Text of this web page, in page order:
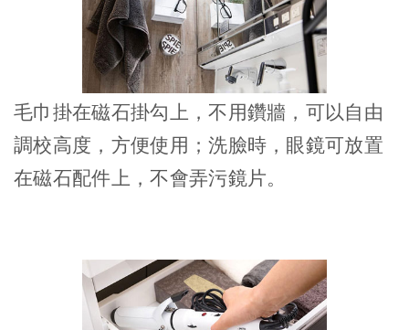
毛巾掛在磁石掛勾上，不用鑽牆，可以自由
調校高度，方便使用；洗臉時，眼鏡可放置
在磁石配件上，不會弄污鏡片。